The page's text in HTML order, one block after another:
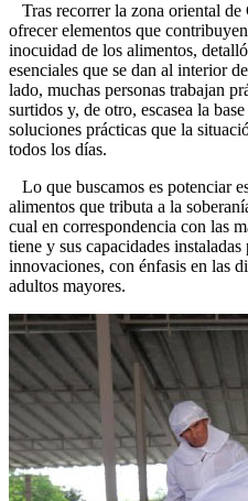
Tras recorrer la zona oriental de
ofrecer elementos que
inocuidad de los alimentos,
esenciales que se dan al interior
lado, muchas personas trabajan
surtidos y, de otro, escasea la
soluciones prácticas que la
todos los días.
Lo que buscamos es potenciar
alimentos que tributa a la
cual en correspondencia con las
tiene y sus capacidades
innovaciones, con énfasis en las
adultos mayores.